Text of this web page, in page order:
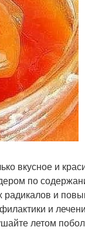
вкусное и
по
радикалов и
и
летом